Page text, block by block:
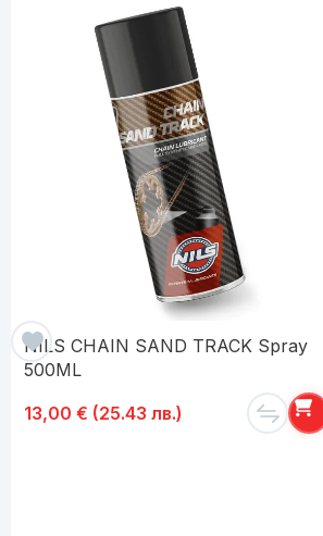
NILS CHAIN SAND TRACK Spray
500ML
13,00 € (25.43 лв.)